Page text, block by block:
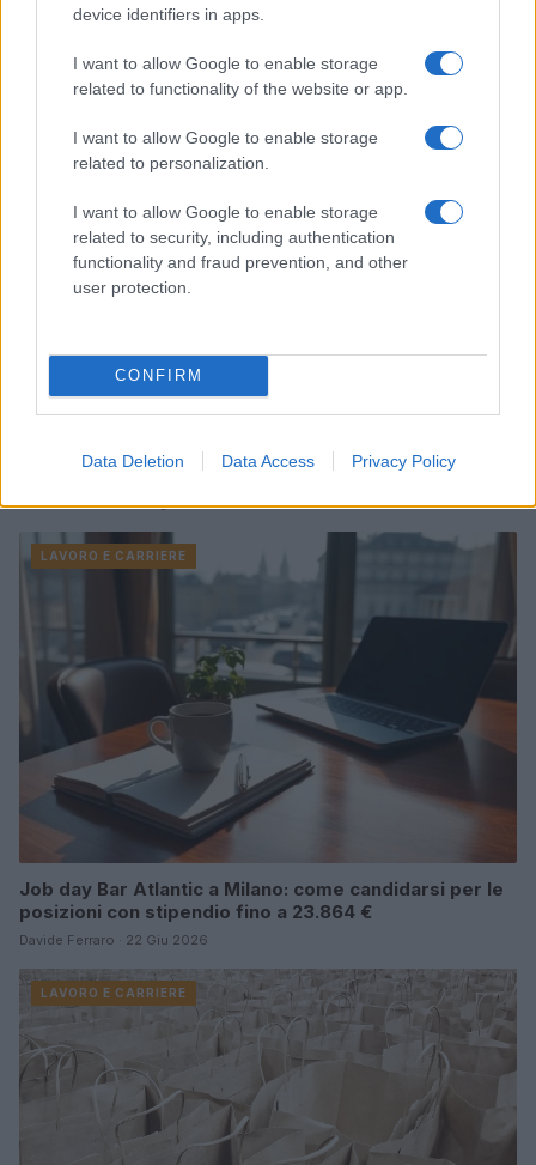
device identifiers in apps.
I want to allow Google to enable storage
related to functionality of the website or app.
I want to allow Google to enable storage
related to personalization.
I want to allow Google to enable storage
related to security, including authentication
functionality and fraud prevention, and other
user protection.
CONFIRM
Data Deletion Data Access Privacy Policy
Continua a leggere
La crisi commerciale di Via Roma: negozi che
chiudono e sfide per il centro storico
Davide Ferraro · 19 Lug 2026
LAVORO E CARRIERE
Job day Bar Atlantic a Milano: come candidarsi per le
posizioni con stipendio fino a 23.864 €
Davide Ferraro · 22 Giu 2026
LAVORO E CARRIERE